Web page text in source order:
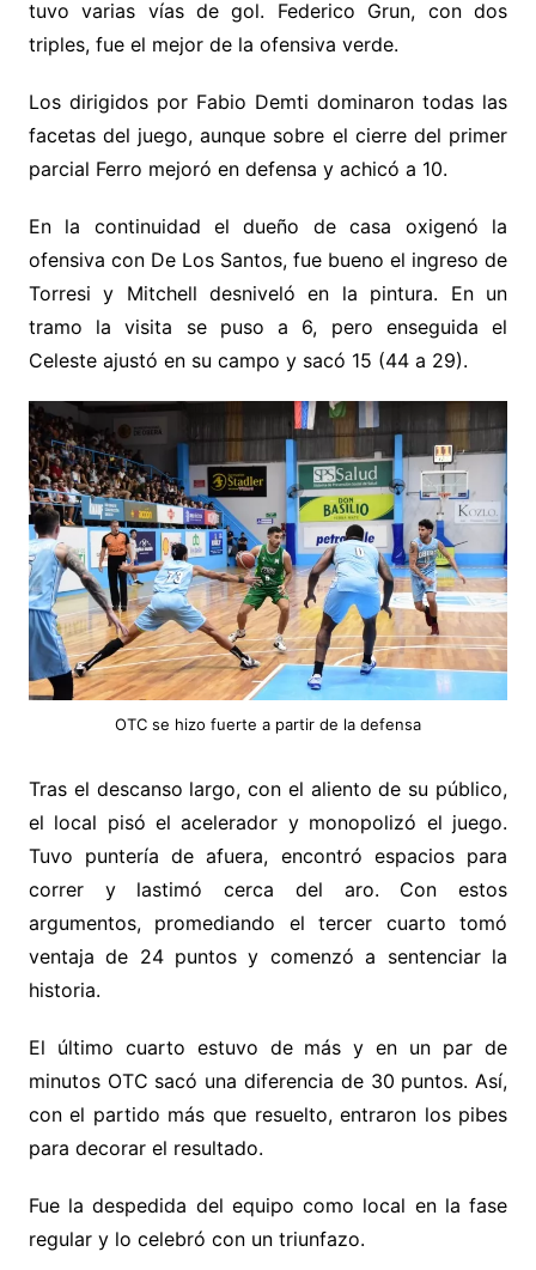
tuvo varias vías de gol. Federico Grun, con dos
triples, fue el mejor de la ofensiva verde.
Los dirigidos por Fabio Demti dominaron todas las
facetas del juego, aunque sobre el cierre del primer
parcial Ferro mejoró en defensa y achicó a 10.
En la continuidad el dueño de casa oxigenó la
ofensiva con De Los Santos, fue bueno el ingreso de
Torresi y Mitchell desniveló en la pintura. En un
tramo la visita se puso a 6, pero enseguida el
Celeste ajustó en su campo y sacó 15 (44 a 29).
OTC se hizo fuerte a partir de la defensa
Tras el descanso largo, con el aliento de su público,
el local pisó el acelerador y monopolizó el juego.
Tuvo puntería de afuera, encontró espacios para
correr y lastimó cerca del aro. Con estos
argumentos, promediando el tercer cuarto tomó
ventaja de 24 puntos y comenzó a sentenciar la
historia.
El último cuarto estuvo de más y en un par de
minutos OTC sacó una diferencia de 30 puntos. Así,
con el partido más que resuelto, entraron los pibes
para decorar el resultado.
Fue la despedida del equipo como local en la fase
regular y lo celebró con un triunfazo.